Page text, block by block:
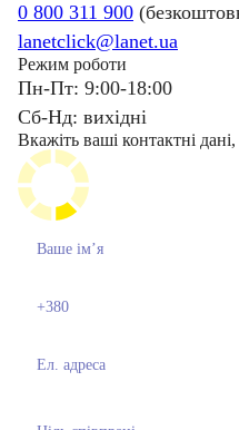
0 800 311 900
lanetclick@lanet.ua
Режим роботи
Пн-Пт: 9:00-18:00
Сб-Нд: вихідні
Вкажіть ваші контактні